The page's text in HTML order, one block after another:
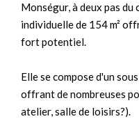
Monségur, à deux pas
individuelle de 154 m²
fort potentiel.
Elle se compose d'un
offrant de nombreuses
atelier, salle de loisirs?).